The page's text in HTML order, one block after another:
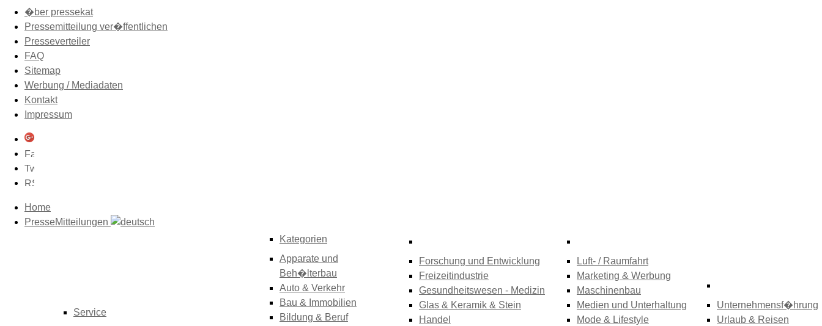
�ber pressekat
Pressemitteilung ver�ffentlichen
Presseverteiler
FAQ
Sitemap
Werbung / Mediadaten
Kontakt
Impressum
Home
PresseMitteilungen
Service
Kategorien
Apparate und
Beh�lterbau
Auto & Verkehr
Bau & Immobilien
Bildung & Beruf
Forschung und Entwicklung
Freizeitindustrie
Gesundheitswesen - Medizin
Glas & Keramik & Stein
Handel
Luft- / Raumfahrt
Marketing & Werbung
Maschinenbau
Medien und Unterhaltung
Mode & Lifestyle
Unternehmensf�hrung
Urlaub & Reisen